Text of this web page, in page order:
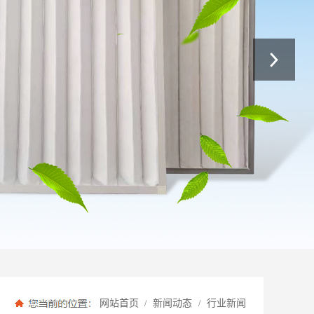
网站首页 / 新闻动态 / 行业新闻